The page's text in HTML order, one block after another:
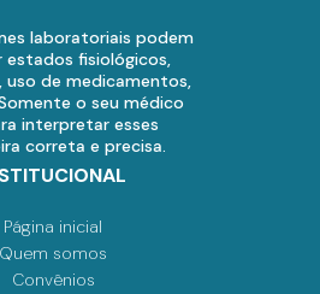
laboratoriais podem
estados fisiológicos,
de medicamentos,
o seu médico
interpretar esses
correta e precisa.
Página inicial
Quem somos
Convênios